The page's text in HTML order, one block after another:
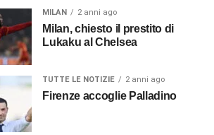
MILAN 2 anni ago
Milan, chiesto il prestito di
Lukaku al Chelsea
TUTTE LE NOTIZIE 2 anni ago
Firenze accoglie Palladino